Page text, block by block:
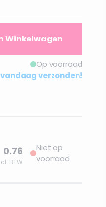
Winkelwagen
Op voorraad
verzonden!
0.76
BTW
Niet op
voorraad